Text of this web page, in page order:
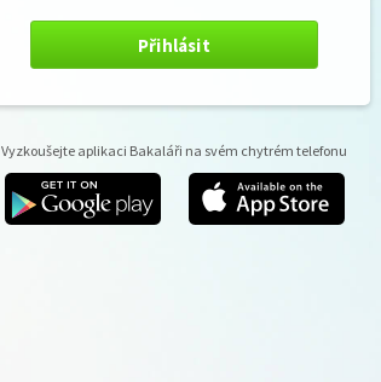
Přihlásit
Vyzkoušejte aplikaci Bakaláři na svém chytrém telefonu